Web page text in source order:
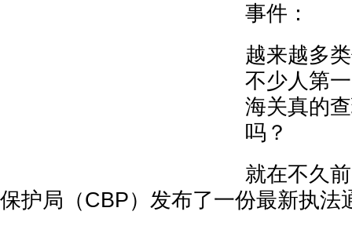
事件：
越来越多
不少人第
海关真的
吗？
就在不久
保护局（CBP）发布了一份最新执法